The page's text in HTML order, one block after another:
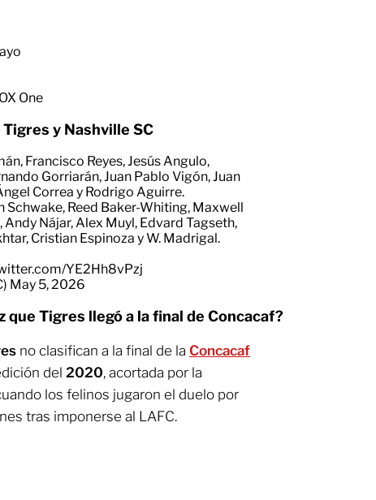
One
y Nashville SC
Francisco Reyes, Jesús Angulo,
Gorriarán, Juan Pablo Vigón, Juan
Correa y Rodrigo Aguirre.
Schwake, Reed Baker-Whiting, Maxwell
Nájar, Alex Muyl, Edvard Tagseth,
Cristian Espinoza y W. Madrigal.
YE2Hh8vPzj
May 5, 2026
que Tigres llegó a la final de Concacaf?
no clasifican a la final de la Concacaf
del 2020, acortada por la
los felinos jugaron el duelo por
tras imponerse al LAFC.